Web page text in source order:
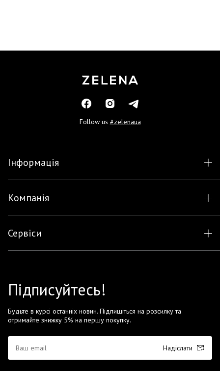
Follow us #zelenaua
Інформація
Компанія
Сервіси
Підписуйтесь!
Будьте в курсі останніх новин. Підпишіться на розсилку та
отримайте знижку 5% на першу покупку.
Надіслати